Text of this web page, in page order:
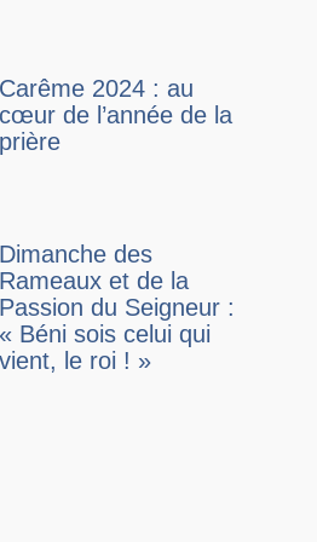
Carême 2024 : au
cœur de l’année de la
prière
Dimanche des
Rameaux et de la
Passion du Seigneur :
« Béni sois celui qui
vient, le roi ! »